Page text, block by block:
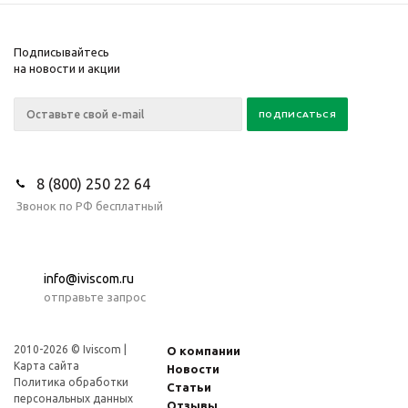
Подписывайтесь
на новости и акции
8 (800) 250 22 64
Звонок по РФ бесплатный
info@iviscom.ru
отправьте запрос
2010-2026 © Iviscom |
Карта сайта
Политика обработки
персональных данных
О компании
Новости
Статьи
Отзывы